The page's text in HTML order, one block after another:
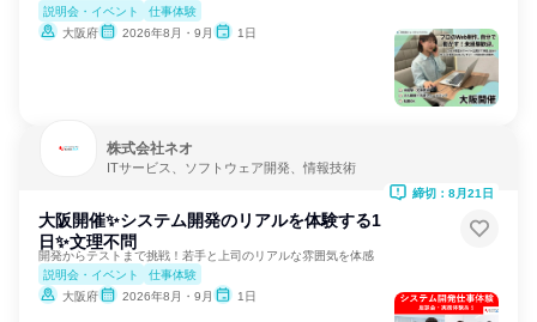
説明会・イベント
仕事体験
大阪府
2026年8月・9月 1日
株式会社ネオ
ITサービス、ソフトウェア開発、情報技術
大阪開催✨システム開発のリアルを体験する1
日✨文理不問
開発からテストまで挑戦！若手と上司のリアルな雰囲気を体感
説明会・イベント
仕事体験
大阪府
2026年8月・9月 1日
締切：8月21日